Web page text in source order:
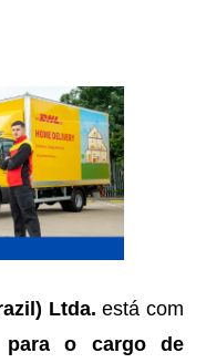
Ltda. está com
para o cargo de